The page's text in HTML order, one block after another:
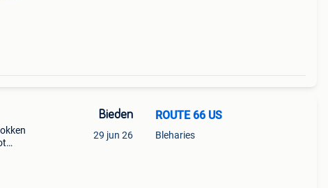
Bieden
29 jun 26
ROUTE 66 US
Bleharies